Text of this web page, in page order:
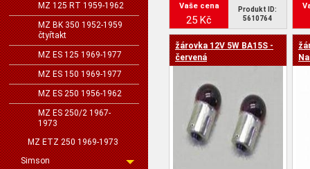
MZ 125 RT 1959-1962
MZ BK 350 1952-1959
čtyřtakt
MZ ES 125 1969-1977
MZ ES 150 1969-1977
MZ ES 250 1956-1962
MZ ES 250/2 1967-
1973
MZ ETZ 250 1969-1973
Simson
Vaše cena
25 Kč
Produkt ID:
5610764
žárovka 12V 5W BA15S -
červená